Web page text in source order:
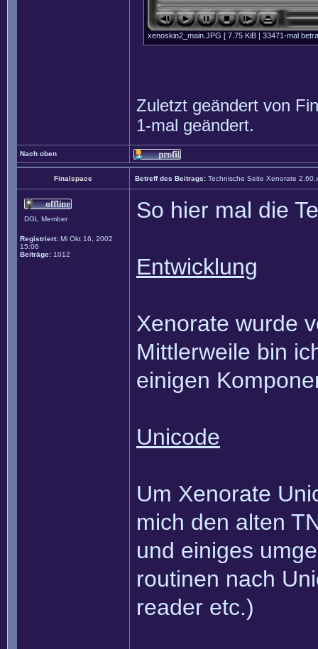
xenoskin2_main.JPG [ 7.75 KiB | 33471-mal
Zuletzt geändert von
1-mal geändert.
Nach oben
Finalspace Betreff des Beitrags: Technische Seite Xenorate
DGL Member
Registriert: Mi Okt 16, 2002
15:06
Beiträge: 1012
So hier mal die
Entwicklung
Xenorate wurde
Mittlerweile bin
einigen
Unicode
Um Xenorate
mich den alten
und einiges
routinen nach
reader etc.)